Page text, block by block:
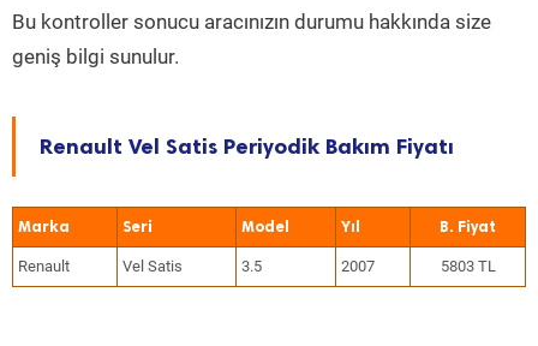
Bu kontroller sonucu aracınızın durumu hakkında size
geniş bilgi sunulur.
Renault Vel Satis Periyodik Bakım Fiyatı
Marka Seri Model Yıl
Renault Vel Satis 3.5 2007 5803 TL